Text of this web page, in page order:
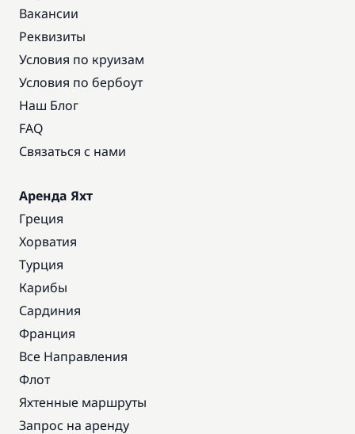
Вакансии
Реквизиты
Условия по круизам
Условия по бербоут
Наш Блог
FAQ
Связаться с нами
Аренда Яхт
Греция
Хорватия
Турция
Карибы
Сардиния
Франция
Все Направления
Флот
Яхтенные маршруты
Запрос на аренду